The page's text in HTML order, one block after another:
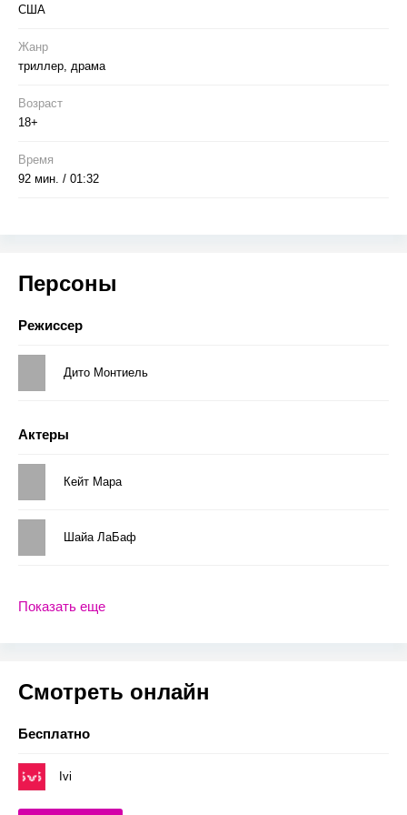
США
Жанр
триллер, драма
Возраст
18+
Время
92 мин. / 01:32
Персоны
Режиссер
Дито Монтиель
Актеры
Кейт Мара
Шайа ЛаБаф
Показать еще
Смотреть онлайн
Бесплатно
Ivi